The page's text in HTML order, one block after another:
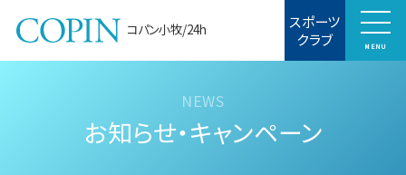
コパン小牧/24h スポーツ
クラブ MENU
お知らせ・キャンペーン